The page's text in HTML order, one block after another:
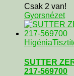
Csak 2 van!
Gyorsnézet
Higénia
SUTTER
217-569700